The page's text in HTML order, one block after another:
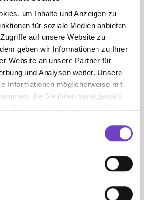
um Inhalte und Anzeigen zu
für soziale Medien anbieten
auf unsere Website zu
geben wir Informationen zu Ihrer
Website an unsere Partner für
und Analysen weiter. Unsere
Informationen möglicherweise mit
die Sie ihnen bereitgestellt
ist unser Beitrag zur
der 17 Entwick­lungs­ziele
eine nach­hal­tige Zukunft!